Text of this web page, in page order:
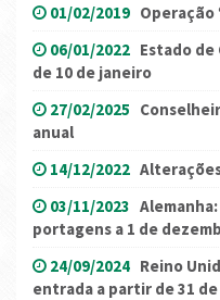
01/02/2019 Operação
06/01/2022 Estado de
de 10 de janeiro
27/02/2025
anual
14/12/2022
03/11/2023
portagens a 1 de
24/09/2024 Reino
entrada a partir de 31